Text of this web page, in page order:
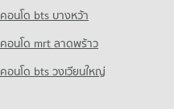
คอนโด bts บางหว้า
คอนโด mrt ลาดพร้าว
คอนโด bts วงเวียนใหญ่